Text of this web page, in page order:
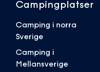
Campingplatser
Camping i norra
Sverige
Camping i
Mellansverige